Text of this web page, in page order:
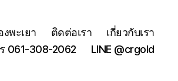
พะเยา ติดต่อเรา
เกี่ยวกับเรา
061-308-2062 LINE @crgold